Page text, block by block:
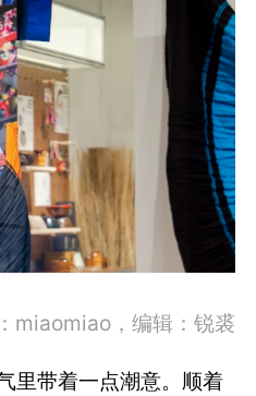
miaomiao，编辑：锐裘
里带着一点潮意。顺着